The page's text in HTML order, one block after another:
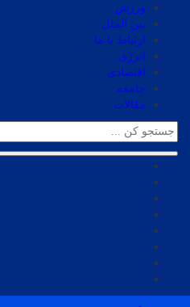
ورزش
بین الملل
ارتباط با ما
انرژی
اقتصادی
جامعه
مقالات